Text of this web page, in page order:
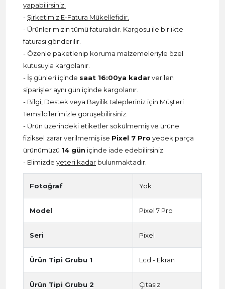
yapabilirsiniz.
-Şirketimiz E-Fatura Mükellefidir.
- Ürünlerimizin tümü faturalıdır. Kargosu ile birlikte
faturası gönderilir.
- Özenle paketlenip koruma malzemeleriyle özel
kutusuyla kargolanır.
- İş günleri içinde saat 16:00ya kadarverilen
siparişler aynı gün içinde kargolanır.
- Bilgi, Destek veya Bayilik talepleriniz için Müşteri
Temsilcilerimizle görüşebilirsiniz.
- Ürün üzerindeki etiketler sökülmemiş ve ürüne
fiziksel zarar verilmemiş ise Pixel 7 Pro yedek parça
ürünümüzü 14 gün içinde iade edebilirsiniz.
- Elimizde yeteri kadar bulunmaktadır.
Fotoğraf Yok
Model Pixel 7 Pro
Seri Pixel
Ürün Tipi Grubu 1 Lcd - Ekran
Ürün Tipi Grubu 2 Çıtasız